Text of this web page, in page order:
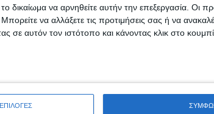
δικαίωμα να αρνηθείτε αυτήν την επεξεργασία. Οι
να αλλάξετε τις προτιμήσεις σας ή να
σε αυτόν τον ιστότοπο και κάνοντας κλικ στο